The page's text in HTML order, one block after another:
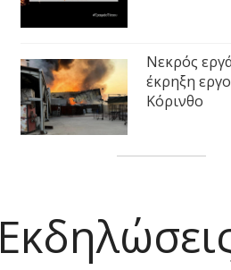
Νεκρός
έκρηξη
Κόρινθο